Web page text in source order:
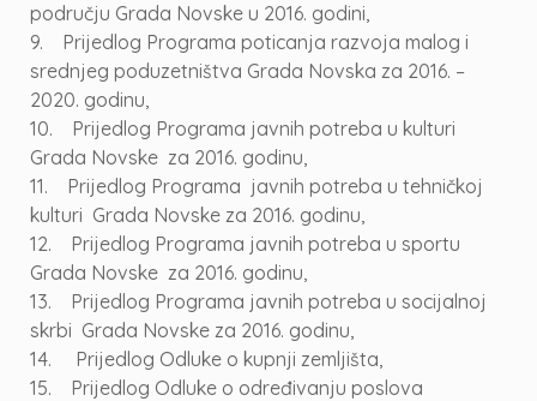
području Grada Novske u 2016. godini,
9. Prijedlog Programa poticanja razvoja malog i
srednjeg poduzetništva Grada Novska za 2016. –
2020. godinu,
10. Prijedlog Programa javnih potreba u kulturi
Grada Novske za 2016. godinu,
11. Prijedlog Programa javnih potreba u tehničkoj
kulturi Grada Novske za 2016. godinu,
12. Prijedlog Programa javnih potreba u sportu
Grada Novske za 2016. godinu,
13. Prijedlog Programa javnih potreba u socijalnoj
skrbi Grada Novske za 2016. godinu,
14. Prijedlog Odluke o kupnji zemljišta,
15. Prijedlog Odluke o određivanju poslova